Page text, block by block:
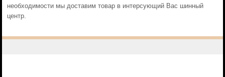
необходимости мы доставим товар в интерсующий Вас шинный
центр.